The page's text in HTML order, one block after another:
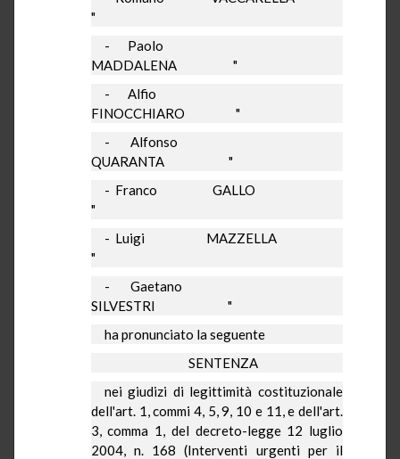
"
-
Paolo
MADDALENA
"
-
Alfio
FINOCCHIARO
"
-
Alfonso
QUARANTA
"
- Franco
GALLO
"
- Luigi
MAZZELLA
"
-
Gaetano
SILVESTRI
"
ha pronunciato la seguente
SENTENZA
nei giudizi di legittimità costituzionale
dell'art. 1, commi 4, 5, 9, 10 e 11, e dell'art.
3, comma 1, del decreto-legge 12 luglio
2004, n. 168 (Interventi urgenti per il